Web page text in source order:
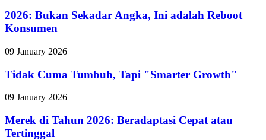
2026: Bukan Sekadar Angka, Ini adalah Reboot
Konsumen
09 January 2026
Tidak Cuma Tumbuh, Tapi "Smarter Growth"
09 January 2026
Merek di Tahun 2026: Beradaptasi Cepat atau
Tertinggal